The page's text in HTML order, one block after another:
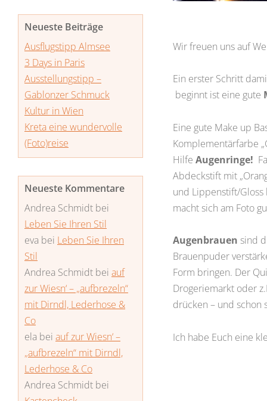
Neueste Beiträge
Ausflugstipp Almsee
3 Days in Paris
Ausstellungstipp –
Gablonzer Schmuck
Kultur in Wien
Kreta eine wundervolle
(Foto)reise
Neueste Kommentare
Andrea Schmidt bei
Leben Sie Ihren Stil
eva bei Leben Sie Ihren
Stil
Andrea Schmidt bei auf
zur Wiesn‘ – „aufbrezeln“
mit Dirndl, Lederhose &
Co
ela bei auf zur Wiesn‘ –
„aufbrezeln“ mit Dirndl,
Lederhose & Co
Andrea Schmidt bei
Wir freuen uns auf
Ein erster Schritt
beginnt ist eine gute
Eine gute Make up
Komplementärfarbe
Hilfe Augenringe!
Abdeckstift mit
und Lippenstift/
macht sich am Foto
Augenbrauen sind
Brauenpuder
Form bringen. Der
Drogeriemarkt oder
drücken – und schon
Ich habe Euch eine